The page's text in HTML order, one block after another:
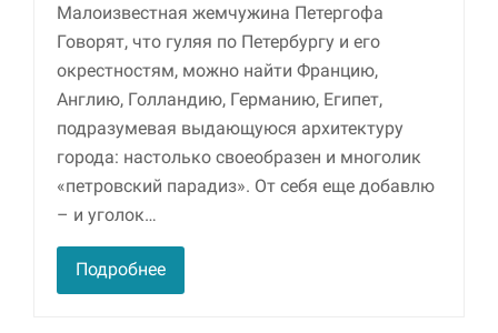
Малоизвестная жемчужина Петергофа
Говорят, что гуляя по Петербургу и его
окрестностям, можно найти Францию,
Англию, Голландию, Германию, Египет,
подразумевая выдающуюся архитектуру
города: настолько своеобразен и многолик
«петровский парадиз». От себя еще добавлю
– и уголок…
Подробнее
Необходимые
Использование
этих файлов cookie
обязательно. Они
необходимы для
функционирования
веб-сайта.